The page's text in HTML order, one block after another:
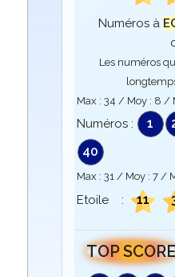
Numéros à
Les numéros
Max : 34 / Moy : 8 /
Numéros : 1
40
Max : 31/ Moy : 7/
Etoile : 11
TOP